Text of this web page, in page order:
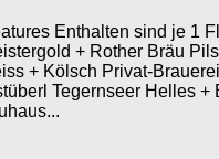
Enthalten sind je 1
+ Rother Bräu
+ Kölsch Privat-
Tegernseer Helles +